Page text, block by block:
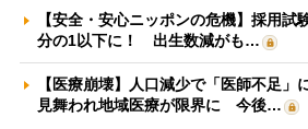
【安全・安心ニッポンの危機】採用試
分の1以下に！ 出生数減がも…
【医療崩壊】人口減少で「医師不足」
見舞われ地域医療が限界に 今後…